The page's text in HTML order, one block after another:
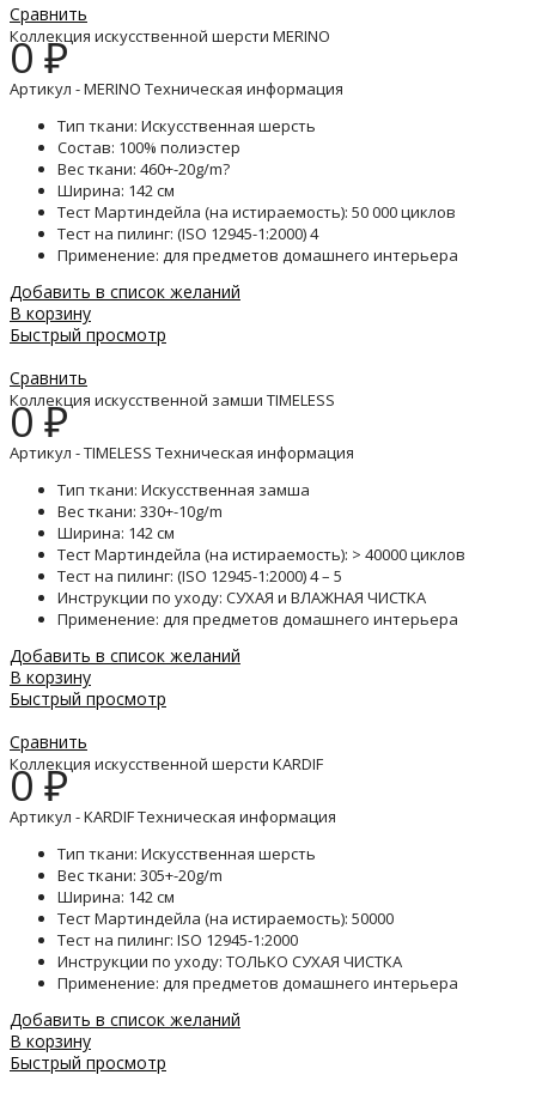
Сравнить
Коллекция искусственной шерсти MERINO
0₽
Артикул - MERINO Техническая информация
Тип ткани: Искусственная шерсть
Состав: 100% полиэстер
Вес ткани: 460+-20g/m?
Ширина: 142 см
Тест Мартиндейла (на истираемость): 50 000 циклов
Тест на пилинг: (ISO 12945-1:2000) 4
Применение: для предметов домашнего интерьера
Добавить в список желаний
В корзину
Быстрый просмотр
Сравнить
Коллекция искусственной замши TIMELESS
0₽
Артикул - TIMELESS Техническая информация
Тип ткани: Искусственная замша
Вес ткани: 330+-10g/m
Ширина: 142 см
Тест Мартиндейла (на истираемость): > 40000 циклов
Тест на пилинг: (ISO 12945-1:2000) 4 – 5
Инструкции по уходу: СУХАЯ и ВЛАЖНАЯ ЧИСТКА
Применение: для предметов домашнего интерьера
Добавить в список желаний
В корзину
Быстрый просмотр
Сравнить
Коллекция искусственной шерсти KARDIF
0₽
Артикул - KARDIF Техническая информация
Тип ткани: Искусственная шерсть
Вес ткани: 305+-20g/m
Ширина: 142 см
Тест Мартиндейла (на истираемость): 50000
Тест на пилинг: ISO 12945-1:2000
Инструкции по уходу: ТОЛЬКО СУХАЯ ЧИСТКА
Применение: для предметов домашнего интерьера
Добавить в список желаний
В корзину
Быстрый просмотр